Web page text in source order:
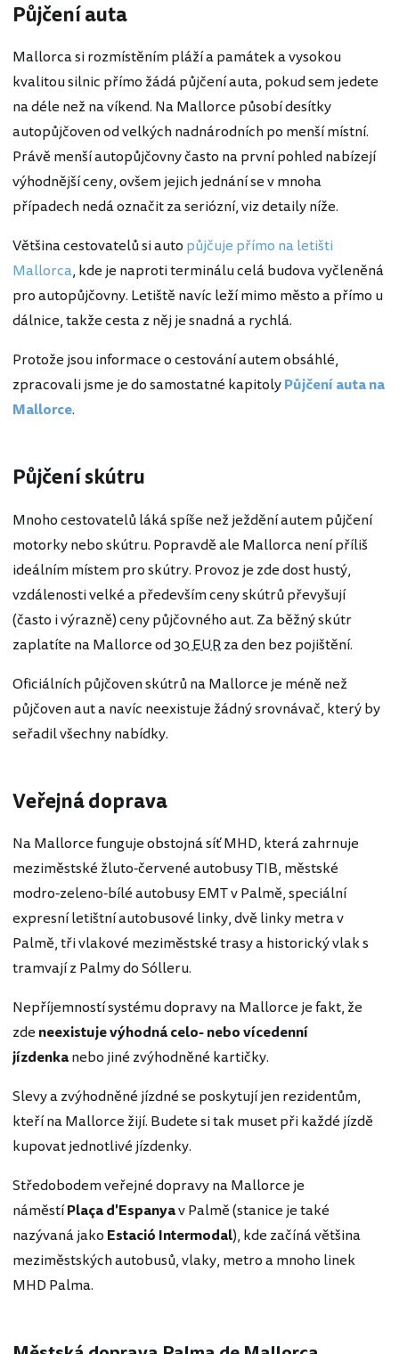
Půjčení auta
Mallorca si rozmístěním pláží a památek a vysokou
kvalitou silnic přímo žádá půjčení auta, pokud sem jedete
na déle než na víkend. Na Mallorce působí desítky
autopůjčoven od velkých nadnárodních po menší místní.
Právě menší autopůjčovny často na první pohled nabízejí
výhodnější ceny, ovšem jejich jednání se v mnoha
případech nedá označit za seriózní, viz detaily níže.
Většina cestovatelů si auto půjčuje přímo na letišti
Mallorca, kde je naproti terminálu celá budova vyčleněná
pro autopůjčovny. Letiště navíc leží mimo město a přímo u
dálnice, takže cesta z něj je snadná a rychlá.
Protože jsou informace o cestování autem obsáhlé,
zpracovali jsme je do samostatné kapitolyPůjčení auta na
Mallorce.
Půjčení skútru
Mnoho cestovatelů láká spíše než ježdění autem půjčení
motorky nebo skútru. Popravdě ale Mallorca není příliš
ideálním místem pro skútry. Provoz je zde dost hustý,
vzdálenosti velké a především ceny skútrů převyšují
(často i výrazně) ceny půjčovného aut. Za běžný skútr
zaplatíte na Mallorce od30 EURza den bez pojištění.
Oficiálních půjčoven skútrů na Mallorce je méně než
půjčoven aut a navíc neexistuje žádný srovnávač, který by
seřadil všechny nabídky.
Veřejná doprava
Na Mallorce funguje obstojná síť MHD, která zahrnuje
meziměstské žluto-červené autobusy TIB, městské
modro-zeleno-bílé autobusy EMT v Palmě, speciální
expresní letištní autobusové linky, dvě linky metra v
Palmě, tři vlakové meziměstské trasy a historický vlak s
tramvají z Palmy do Sólleru.
Nepříjemností systému dopravy na Mallorce je fakt, že
zde neexistuje výhodná celo- nebo vícedenní
jízdenkanebo jiné zvýhodněné kartičky.
Slevy a zvýhodněné jízdné se poskytují jen rezidentům,
kteří na Mallorce žijí. Budete si tak muset při každé jízdě
kupovat jednotlivé jízdenky.
Středobodem veřejné dopravy na Mallorce je
náměstíPlaça d'Espanyav Palmě (stanice je také
nazývaná jako Estació Intermodal), kde začíná většina
meziměstských autobusů, vlaky, metro a mnoho linek
MHD Palma.